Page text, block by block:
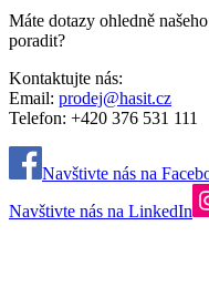
Máte dotazy ohledně
poradit?
Kontaktujte nás:
Email: prodej@hasit.cz
Telefon: +420 376 531 111
Navštivte nás na
Navštivte nás na LinkedIn